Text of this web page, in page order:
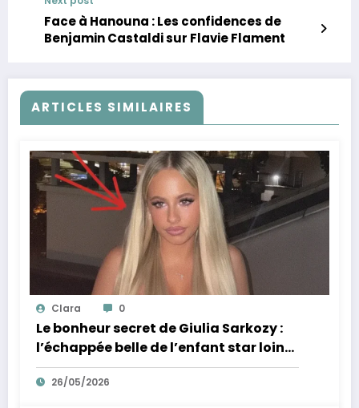
Face à Hanouna : Les confidences de
Benjamin Castaldi sur Flavie Flament
ARTICLES SIMILAIRES
Clara 0
Le bonheur secret de Giulia Sarkozy :
l’échappée belle de l’enfant star loin
des tumultes familiaux.
26/05/2026